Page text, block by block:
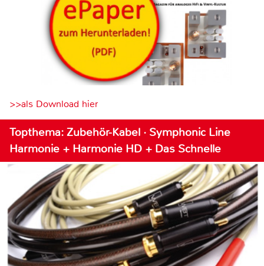
>>als Download hier
Topthema: Zubehör-Kabel · Symphonic Line
Harmonie + Harmonie HD + Das Schnelle